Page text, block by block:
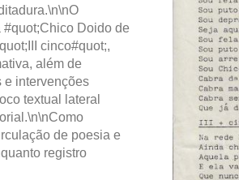
Doido de
cinco#quot;,
além de
e intervenções
textual lateral
de poesia e
registro